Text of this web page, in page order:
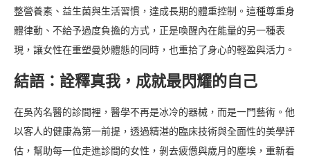
整營養素、益生菌與生活習慣，達成長期的體重控制。這種尊重身
體律動、不給予過度負擔的方式，正是喚醒內在能量的另一種表
現，讓女性在重塑曼妙體態的同時，也重拾了身心的輕盈與活力。
結語：詮釋真我，成就最閃耀的自己
在吳芮名醫的診間裡，醫學不再是冰冷的器械，而是一門藝術。他
以客人的健康為第一前提，透過精湛的臨床技術與全面性的美學評
估，幫助每一位走進診間的女性，剝去疲憊與歲月的塵埃，重新看